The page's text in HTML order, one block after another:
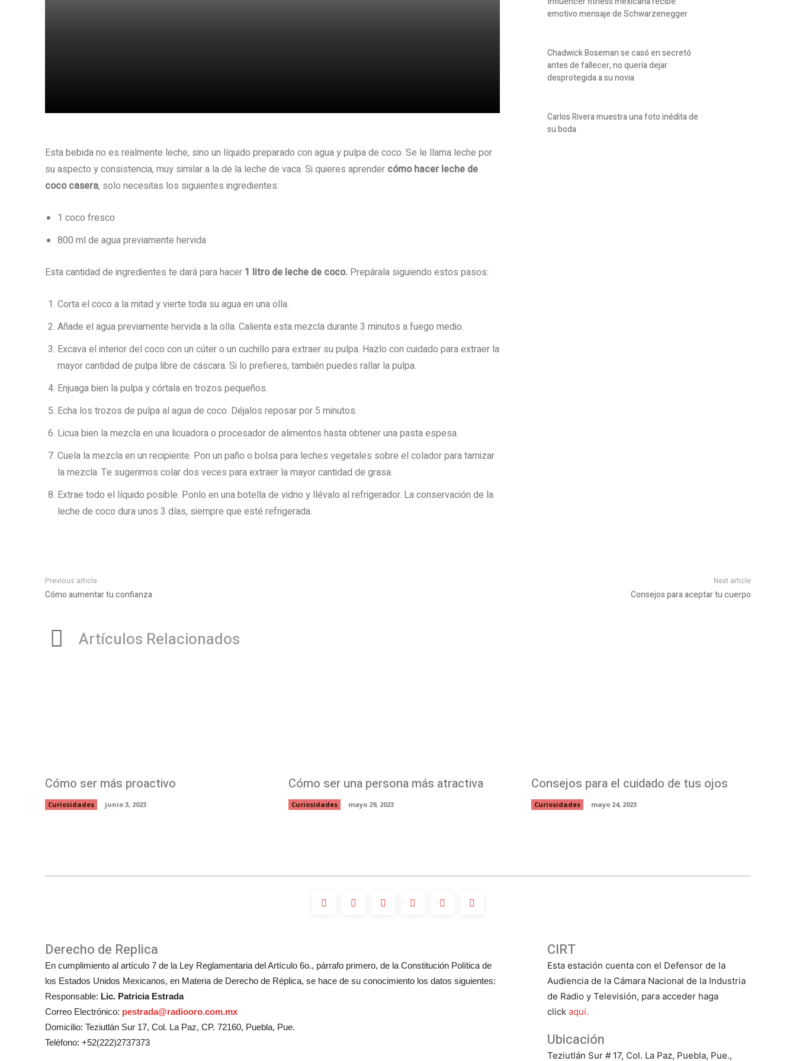
Esta bebida no es realmente leche, sino un líquido preparado con agua y pulpa de coco. Se le llama leche por
su aspecto y consistencia, muy similar a la de la leche de vaca. Si quieres aprender cómo hacer leche de
coco casera, solo necesitas los siguientes ingredientes:
1 coco fresco
800 ml de agua previamente hervida
Esta cantidad de ingredientes te dará para hacer 1 litro de leche de coco. Prepárala siguiendo estos pasos:
Corta el coco a la mitad y vierte toda su agua en una olla.
Añade el agua previamente hervida a la olla. Calienta esta mezcla durante 3 minutos a fuego medio.
Excava el interior del coco con un cúter o un cuchillo para extraer su pulpa. Hazlo con cuidado para extraer la
mayor cantidad de pulpa libre de cáscara. Si lo prefieres, también puedes rallar la pulpa.
Enjuaga bien la pulpa y córtala en trozos pequeños.
Echa los trozos de pulpa al agua de coco. Déjalos reposar por 5 minutos.
Licua bien la mezcla en una licuadora o procesador de alimentos hasta obtener una pasta espesa.
Cuela la mezcla en un recipiente. Pon un paño o bolsa para leches vegetales sobre el colador para tamizar
la mezcla. Te sugerimos colar dos veces para extraer la mayor cantidad de grasa.
Extrae todo el líquido posible. Ponlo en una botella de vidrio y llévalo al refrigerador. La conservación de la
leche de coco dura unos 3 días, siempre que esté refrigerada.
emotivo mensaje de Schwarzenegger
Chadwick Boseman se casó en secretó
antes de fallecer, no quería dejar
desprotegida a su novia
Carlos Rivera muestra una foto inédita de
su boda
Previous article
Cómo aumentar tu confianza
Next article
Consejos para aceptar tu cuerpo
Artículos Relacionados
Cómo ser más proactivo
Curiosidades junio 3, 2023
Cómo ser una persona más atractiva
Curiosidades mayo 29, 2023
Consejos para el cuidado de tus ojos
Curiosidades mayo 24, 2023
Derecho de Replica
En cumplimiento al artículo 7 de la Ley Reglamentaria del Artículo 6o., párrafo primero, de la Constitución Política de
los Estados Unidos Mexicanos, en Materia de Derecho de Réplica, se hace de su conocimiento los datos siguientes:
Responsable: Lic. Patricia Estrada
Correo Electrónico: pestrada@radiooro.com.mx
Domicilio: Teziutlán Sur 17, Col. La Paz, CP. 72160, Puebla, Pue.
Teléfono: +52(222)2737373
CIRT
Esta estación cuenta con el Defensor de la
Audiencia de la Cámara Nacional de la Industria
de Radio y Televisión, para acceder haga
click aquí.
Ubicación
Teziutlán Sur # 17, Col. La Paz, Puebla, Pue.,